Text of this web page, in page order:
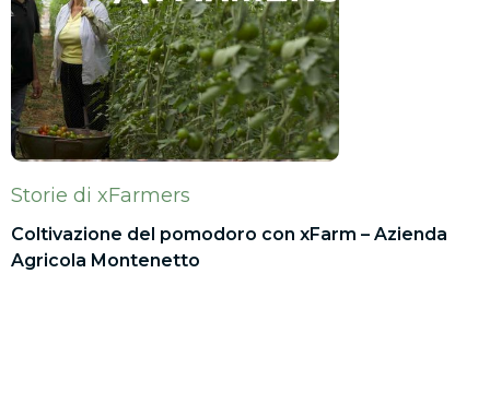
Storie di xFarmers
Coltivazione del pomodoro con xFarm – Azienda
Agricola Montenetto